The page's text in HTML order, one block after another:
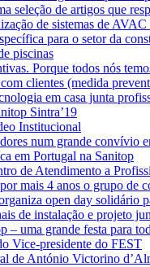
seleção de artigos que
de sistemas de AVAC
para o setor da
piscinas
Porque todos nós
clientes (medida
em casa junta
Sintra’19
Institucional
num grande convívio
em Portugal na Sanitop
de Atendimento a
mais 4 anos o grupo de
open day solidário
de instalação e projeto
– uma grande festa para
Vice-presidente do FEST
de António Victorino